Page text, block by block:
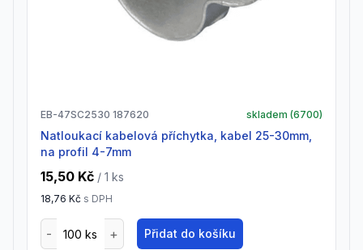
EB-47SC2530 187620 skladem (6700)
natloukací kabelová příchytka, kabel 25-30mm,
na profil 4-7mm
15,50 Kč / 1 ks
18,76 Kč s DPH
Přidat do košíku